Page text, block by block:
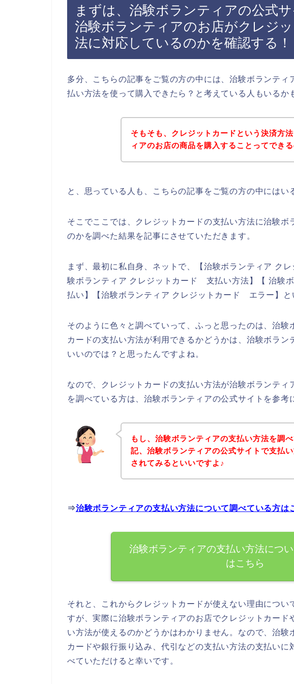
まずは、治験ボランティアの公式
治験ボランティアのお店がクレジ
法に対応しているのかを確認する！
多分、こちらの記事をご覧の方の中には、治験ボランティ
払い方法を使って購入できたら？と考えている人もいるか
そもそも、クレジットカードという決済方
ィアのお店の商品を購入することってできる
と、思っている人も、こちらの記事をご覧の方の中にはい
そこでここでは、クレジットカードの支払い方法に治験ボ
のかを調べた結果を記事にさせていただきます。
まず、最初に私自身、ネットで、【治験ボランティア ク
験ボランティア クレジットカード 支払い方法】【 治験
払い】【治験ボランティア クレジットカード エラー】と
そのように色々と調べていって、ふっと思ったのは、治験
カードの支払い方法が利用できるかどうかは、治験ボラン
いいのでは？と思ったんですよね。
なので、クレジットカードの支払い方法が治験ボランティ
を調べている方は、治験ボランティアの公式サイトを参考
もし、治験ボランティアの支払い方法を調
記、治験ボランティアの公式サイトで支払
されてみるといいですよ♪
⇒治験ボランティアの支払い方法について調べている方は
治験ボランティアの支払い方法につ
はこちら
それと、これからクレジットカードが使えない理由につい
すが、実際に治験ボランティアのお店でクレジットカード
い方法が使えるのかどうかはわかりません。なので、治験
カードや銀行振り込み、代引などの支払い方法の支払いに
べていただけると幸いです。